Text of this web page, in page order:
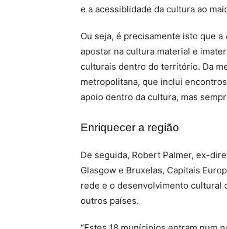
e a acessiblidade da cultura ao
Ou seja, é precisamente isto que
apostar na cultura material e
culturais dentro do território. Da
metropolitana, que inclui
apoio dentro da cultura, mas
Enriquecer a região
De seguida, Robert Palmer, ex-
Glasgow e Bruxelas, Capitais
rede e o desenvolvimento cultural
outros países.